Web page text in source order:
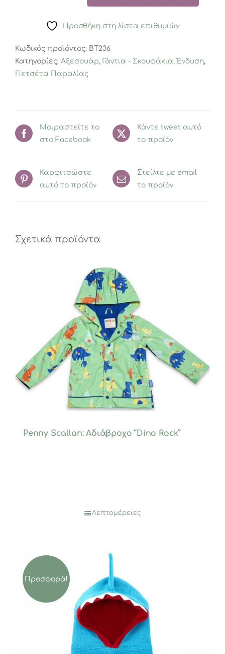
UPF50+
ποσότητα
Προσθήκη στη λίστα επιθυμιών
Κωδικός προϊόντος: BT236
Κατηγορίες: Αξεσουάρ, Γάντια - Σκουφάκια,Ένδυση,
Πετσέτα Παραλίας
Μοιραστείτε το
στο Facebook
Κάντε tweet αυτό
το προϊόν
Καρφιτσώστε
αυτό το προϊόν
Στείλτε με email
το προϊόν
Σχετικά προϊόντα
Penny Scallan: Αδιάβροχο “Dino Rock”
Λεπτομέρειες
Προσφορά!